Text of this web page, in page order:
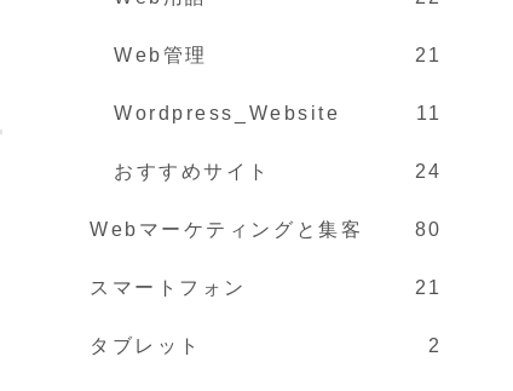
Web管理 21
Wordpress_Website 11
おすすめサイト 24
Webマーケティングと集客 80
スマートフォン 21
タブレット 2